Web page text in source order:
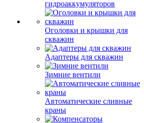
гидроаккумуляторов
Оголовки и крышки для
скважин
Адаптеры для скважин
Зимние вентили
Автоматические сливные
краны